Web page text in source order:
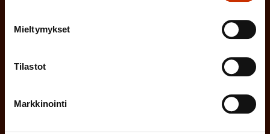
Mieltymykset
Tilastot
Markkinointi
Millä kielellä haluat uutiskirjeesi
k
SUOMI